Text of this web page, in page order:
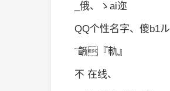
_俄、ゝai迩
QQ个性名字、傻b1ル
¨齭『軌』
不 在线、